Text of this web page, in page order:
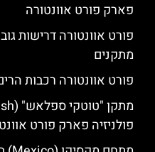
פארק פורט אוונטורה
פורט אוונטורה דרישות
מתקנים
פורט אוונטורה רכבות
פולניזיה פארק פורט